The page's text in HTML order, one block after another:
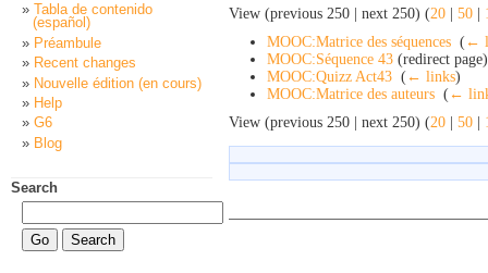
View (previous 250 | next 250) (20 | 50 |
MOOC:Matrice des séquences ( ←
MOOC:Séquence 43 (redirect
MOOC:Quizz Act43 ( ← links)
MOOC:Matrice des auteurs ( ←
View (previous 250 | next 250) (20 | 50 |
Tabla de contenido
(español)
Préambule
Recent changes
Nouvelle édition (en cours)
Help
G6
Blog
Search